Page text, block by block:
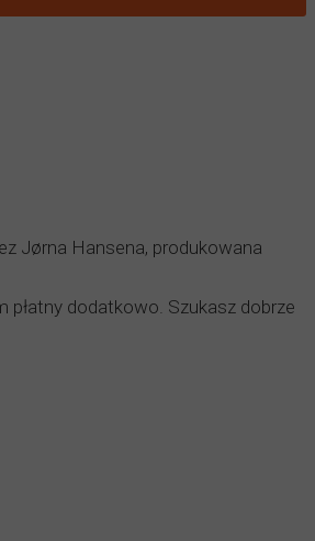
Jørna Hansena, produkowana
płatny dodatkowo. Szukasz dobrze